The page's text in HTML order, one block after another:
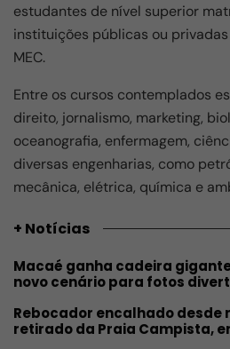
estudantes de nível superior
instituições públicas ou
MEC.
Entre os cursos contemplados
direito, jornalismo, marketing,
oceanografia, enfermagem,
diversas engenharias, como
mecânica, elétrica, química e
+ Notícias
Macaé ganha cadeira
novo cenário para fotos
Rebocador encalhado desde
retirado da Praia Campista,